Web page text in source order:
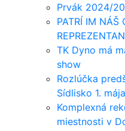
Prvák 2024/
PATRÍ IM NÁŠ
TK Dyno má
show
Rozlúčka
Sídlisko 1.
Komplexná
miestnosti v